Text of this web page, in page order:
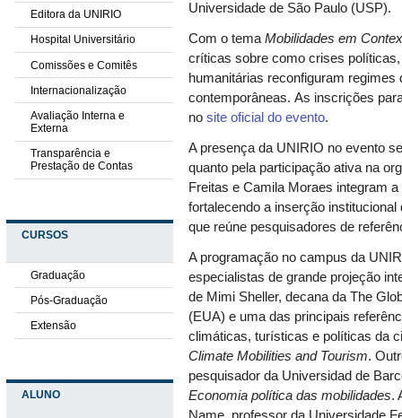
Editora da UNIRIO
Hospital Universitário
Comissões e Comitês
Internacionalização
Avaliação Interna e
Externa
Transparência e
Prestação de Contas
CURSOS
Graduação
Pós-Graduação
Extensão
ALUNO
Universidade de São Paulo (USP).
Com o temaMobilidades em
críticas sobre como crises
humanitárias reconfiguram
contemporâneas.As inscrições
nosite oficial do evento.
A presença da UNIRIO no evento
quanto pela participação ativa na
Freitas eCamila Moraes integram
fortalecendo a inserção
que reúne pesquisadores de
A programação no campus da
especialistas de grande projeção
de Mimi Sheller, decana da The
(EUA) e uma das principais
climáticas, turísticas e políticas da
Climate Mobilities and Tourism.
pesquisador da Universidad de
Economia política das mobilidades.